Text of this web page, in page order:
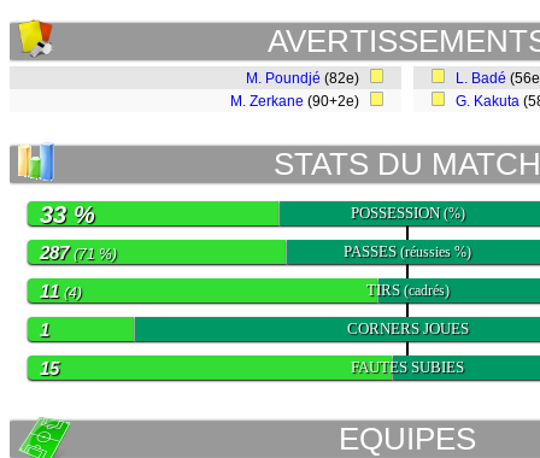
M. Poundjé (82e)
M. Zerkane (90+2e)
L. Badé
G. Kakuta
STATS DU MATCH
POSSESSION(%)
33 %
PASSES(réussies %)
287(71 %)
TIRS(cadrés)
11 (4)
CORNERS JOUES
1
FAUTES SUBIES
15
EQUIPES